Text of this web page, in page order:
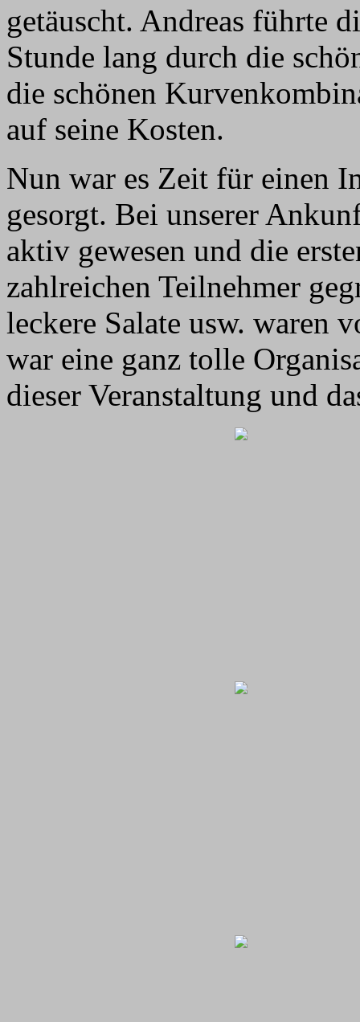
getäuscht. Andreas führte
Stunde lang durch die
die schönen
auf seine Kosten.
Nun war es Zeit für einen
gesorgt. Bei unserer
aktiv gewesen und die
zahlreichen Teilnehmer
leckere Salate usw. waren
war eine ganz tolle
dieser Veranstaltung und